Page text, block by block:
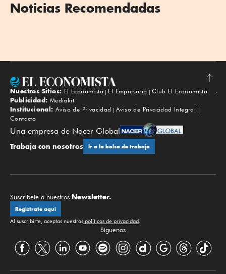
Noticias Recomendadas
Subir
Nuestros Sitios: El Economista El Empresario
Club El Economista
Publicidad: Mediakit
Institucional: Aviso de Privacidad
Aviso de Privacidad Integral
Contacto
Una empresa de Nacer Global
Trabaja con nosotros Ir a la bolsa de trabajo
Suscríbete a nuestros Newsletter.
Regístrate aquí
Al suscribirte, aceptas nuestras políticas de privacidad.
Síguenos